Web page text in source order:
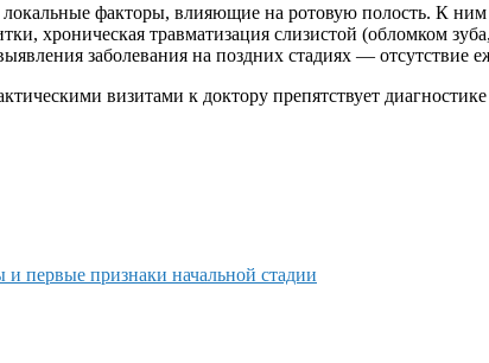
факторы, влияющие на ротовую полость. К ним
хроническая травматизация слизистой (обломком
заболевания на поздних стадиях — отсутствие
визитами к доктору препятствует
первые признаки начальной стадии